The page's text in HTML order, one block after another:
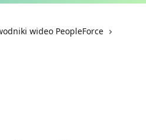
wideo PeopleForce